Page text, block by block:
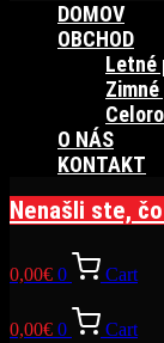
DOMOV
OBCHOD
Letné
O NÁS
KONTAKT
Nenašli ste,
0,00€ 0 Cart
0,00€ 0 Cart